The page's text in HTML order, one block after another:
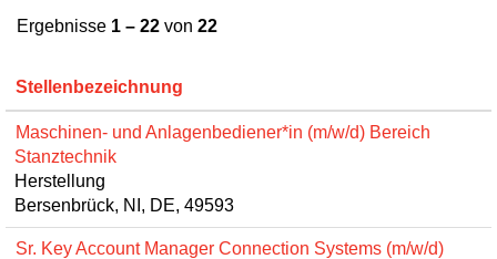
Ergebnisse 1 – 22 von 22
Stellenbezeichnung
Maschinen- und Anlagenbediener*in (m/w/d) Bereich
Stanztechnik
Herstellung
Bersenbrück, NI, DE, 49593
Sr. Key Account Manager Connection Systems (m/w/d)